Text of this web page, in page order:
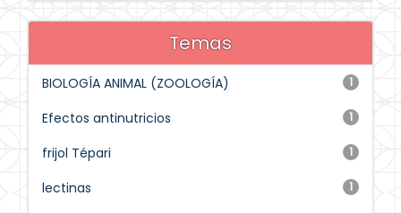
Temas
1
BIOLOGÍA ANIMAL (ZOOLOGÍA)
1
Efectos antinutricios
1
frijol Tépari
1
lectinas